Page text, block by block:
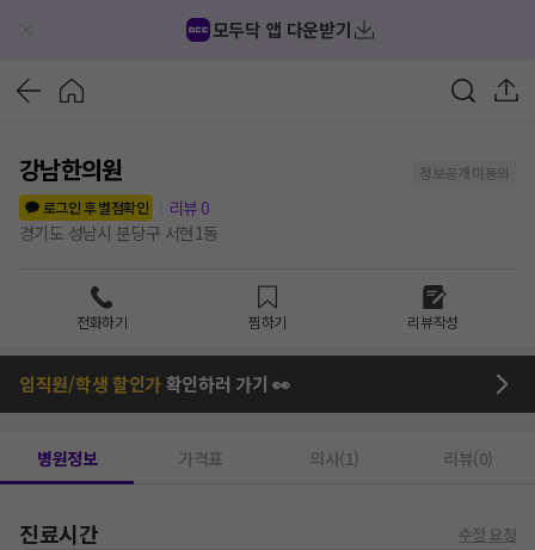
모두닥 앱 다운받기
강남한의원
정보공개 미동의
로그인 후 별점확인
리뷰 0
경기도 성남시 분당구 서현1동
전화하기 찜하기 리뷰작성
임직원/학생 할인가확인하러 가기 👀
병원정보 가격표 의사(1) 리뷰(0)
진료시간 수정 요청